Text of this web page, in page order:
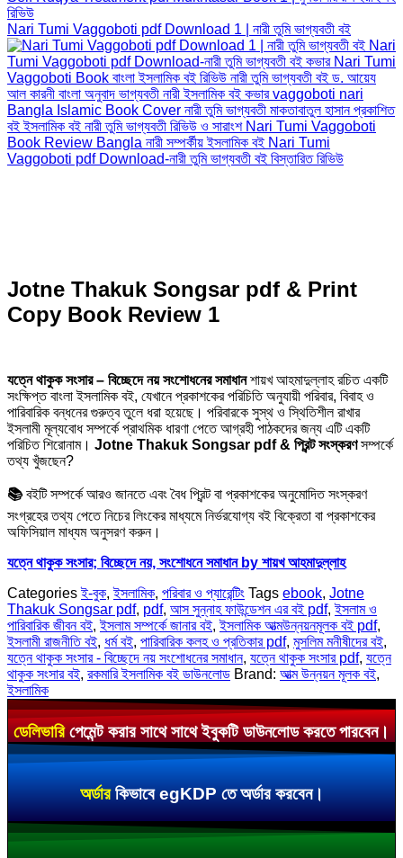
রিভিউ
Nari Tumi Vaggoboti pdf Download 1 | নারী তুমি ভাগ্যবতী বই
Jotne Thakuk Songsar pdf & Print
Copy Book Review 1
যত্নে থাকুক সংসার – বিচ্ছেদে নয় সংশোধনের সমাধানশায়খ আহমাদুল্লাহ রচিত একটি
সংক্ষিপ্ত বাংলা ইসলামিক বই, যেখানে প্রকাশকের পরিচিতি অনুযায়ী পরিবার, বিবাহ ও
পারিবারিক বন্ধনের গুরুত্ব তুলে ধরা হয়েছে। পরিবারকে সুস্থ ও স্থিতিশীল রাখার
ইসলামী মূল্যবোধ সম্পর্কে প্রাথমিক ধারণা পেতে আগ্রহী পাঠকদের জন্য এটি একটি
পরিচিত শিরোনাম। Jotne Thakuk Songsar pdf & প্রিন্ট সংস্করণসম্পর্কে
তথ্য খুঁজছেন?
📚বইটি সম্পর্কে আরও জানতে এবং বৈধ প্রিন্ট বা প্রকাশকের অনুমোদিত সংস্করণ
সংগ্রহের তথ্য পেতে নিচের লিংকের মাধ্যমে নির্ভরযোগ্য বই বিক্রেতা বা প্রকাশকের
অফিসিয়াল মাধ্যম অনুসরণ করুন।
যত্নে থাকুক সংসার; বিচ্ছেদে নয়, সংশোধনে সমাধান by শায়খ আহমাদুল্লাহ
Categories ই-বুক,ইসলামিক, পরিবার ও প্যারেন্টিং Tags ebook, Jotne
Thakuk Songsar pdf, pdf, আস সুন্নাহ ফাউন্ডেশন এর বই pdf,ইসলাম ও
পারিবারিক জীবন বই,ইসলাম সম্পর্কে জানার বই,ইসলামিক আত্মউন্নয়নমূলক বই pdf,
ইসলামী রাজনীতি বই, ধর্ম বই, পারিবারিক কলহ ও প্রতিকার pdf, মুসলিম মনীষীদের বই,
যত্নে থাকুক সংসার - বিচ্ছেদে নয় সংশোধনের সমাধান, যত্নে থাকুক সংসার pdf, যত্নে
থাকুক সংসার বই, রকমারি ইসলামিক বই ডাউনলোড Brand: আত্ম উন্নয়ন মূলক বই,
ইসলামিক
ডেলিভারি পেমেন্ট করার সাথে সাথে ইবুকটি ডাউনলোড করতে পারবেন।
অর্ডার কিভাবে egKDP তে অর্ডার করবেন।